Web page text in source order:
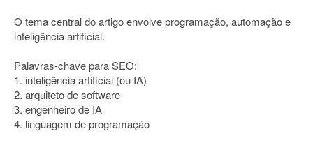
O tema central do artigo envolve programação, automação e
inteligência artificial.
Palavras-chave para SEO:
1. inteligência artificial (ou IA)
2. arquiteto de software
3. engenheiro de IA
4. linguagem de programação